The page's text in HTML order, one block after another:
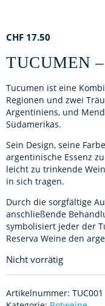
CHF 17.50
TUCUMEN
Tucumen ist eine
Regionen und zwei
Argentiniens, und
Südamerikas.
Sein Design, seine
argentinische Essenz
leicht zu trinkende
in sich tragen.
Durch die sorgfältige
anschließende
symbolisiert jeder der
Reserva Weine den
Nicht vorrätig
Artikelnummer: TUC001